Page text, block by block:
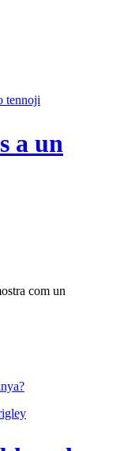
tennoji
a un
com un